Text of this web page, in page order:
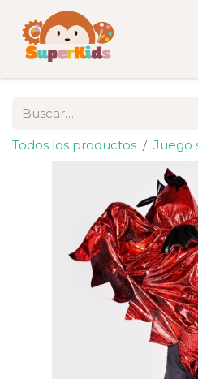
Todos los productos Juego